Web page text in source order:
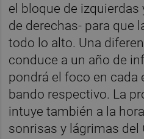
el bloque de izquierdas
de derechas- para que
todo lo alto. Una
conduce a un año de
pondrá el foco en cada
bando respectivo. La
intuye también a la
sonrisas y lágrimas del